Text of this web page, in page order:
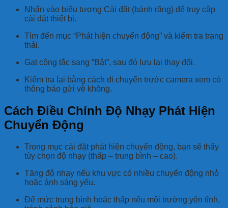
Nhấn vào biểu tượng Cài đặt (bánh răng) để truy cập
cài đặt thiết bị.
Tìm đến mục “Phát hiện chuyển động” và kiểm tra trạng
thái.
Gạt công tắc sang “Bật”, sau đó lưu lại thay đổi.
Kiểm tra lại bằng cách di chuyển trước camera xem có
thông báo gửi về không.
Cách Điều Chỉnh Độ Nhạy Phát Hiện
Chuyển Động
Trong mục cài đặt phát hiện chuyển động, bạn sẽ thấy
tùy chọn độ nhạy (thấp – trung bình – cao).
Tăng độ nhạy nếu khu vực có nhiều chuyển động nhỏ
hoặc ánh sáng yếu.
Để mức trung bình hoặc thấp nếu môi trường yên tĩnh,